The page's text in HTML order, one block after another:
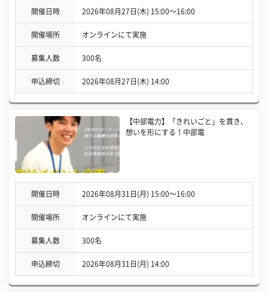
開催日時 2026年08月27日(木) 15:00〜16:00
開催場所 オンラインにて実施
募集人数 300名
申込締切 2026年08月27日(木) 14:00
【中部電力】「きれいごと」を貫き、
想いを形にする！中部電
開催日時 2026年08月31日(月) 15:00〜16:00
開催場所 オンラインにて実施
募集人数 300名
申込締切 2026年08月31日(月) 14:00